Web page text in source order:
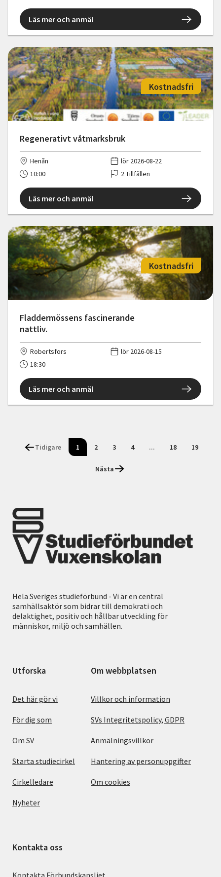
Läs mer och anmäl
Regenerativt våtmarksbruk
Kostnadsfri
Henån
lör 2026-08-22
10:00
2 Tillfällen
Läs mer och anmäl
Fladdermössens fascinerande
nattliv.
Kostnadsfri
Robertsfors
lör 2026-08-15
18:30
Läs mer och anmäl
Tidigare 1 2 3 4 ... 18 19
Nästa
Hela Sveriges studieförbund - Vi är en central
samhällsaktör som bidrar till demokrati och
delaktighet, positiv och hållbar utveckling för
människor, miljö och samhällen.
Utforska
Det här gör vi
För dig som
Om SV
Starta studiecirkel
Cirkelledare
Nyheter
Om webbplatsen
Villkor och information
SVs Integritetspolicy, GDPR
Anmälningsvillkor
Hantering av personuppgifter
Om cookies
Kontakta oss
Kontakta Förbundskansliet